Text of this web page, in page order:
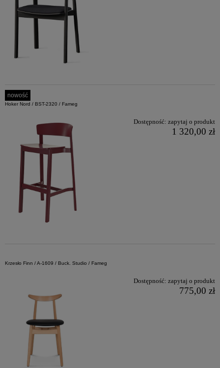
Hoker Nord / BST-2320 / Fameg
Dostępność: zapytaj o produkt
1 320,00 zł
nowość
Krzesło Finn / A-1609 / Buck. Studio / Fameg
Dostępność: zapytaj o produkt
775,00 zł